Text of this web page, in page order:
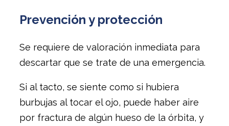
Prevención y protección
Se requiere de valoración inmediata para
descartar que se trate de una emergencia.
Si al tacto, se siente como si hubiera
burbujas al tocar el ojo, puede haber aire
por fractura de algún hueso de la órbita, y